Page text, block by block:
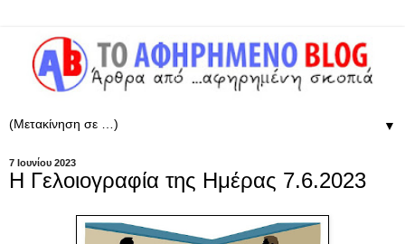
▼
7 Ιουνίου 2023
Η Γελοιογραφία της Ημέρας 7.6.2023